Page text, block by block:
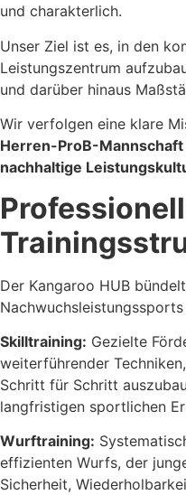
und charakterlich.
Unser Ziel ist es, in den
Leistungszentrum
und darüber hinaus
Wir verfolgen eine klare
Herren-ProB-
nachhaltige
Der Kangaroo HUB
Skilltraining: Gezielte
weiterführender
Schritt für Schritt
langfristigen sportlichen
Wurftraining:
effizienten Wurfs, der
Sicherheit,